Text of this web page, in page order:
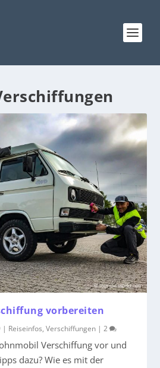
vorbereiten
| Reiseinfos,Verschiffungen |2
Verschiffung vor und
dazu? Wie es mit der